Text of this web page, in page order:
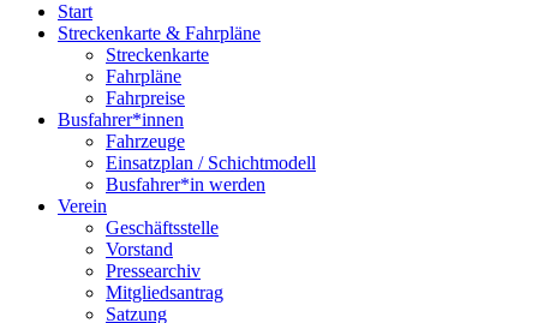
Start
Streckenkarte & Fahrpläne
Streckenkarte
Fahrpläne
Fahrpreise
Busfahrer*innen
Fahrzeuge
Einsatzplan / Schichtmodell
Busfahrer*in werden
Verein
Geschäftsstelle
Vorstand
Pressearchiv
Mitgliedsantrag
Satzung